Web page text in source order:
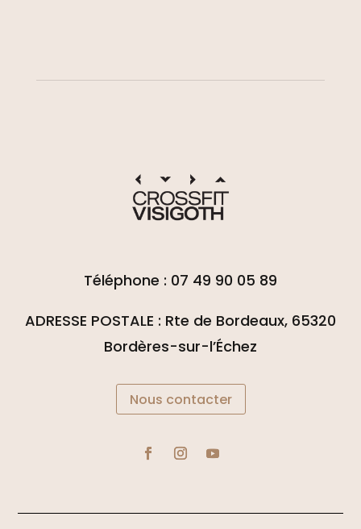
Téléphone : 07 49 90 05 89
ADRESSE POSTALE : Rte de Bordeaux, 65320
Bordères-sur-l’Échez
Nous contacter